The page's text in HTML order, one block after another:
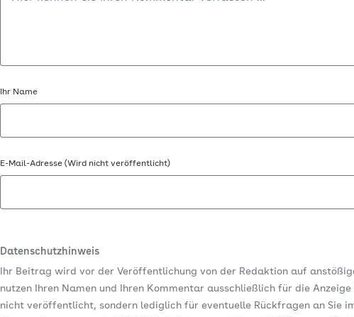
Ihr Name
E-Mail-Adresse (Wird nicht veröffentlicht)
Datenschutzhinweis
Ihr Beitrag wird vor der Veröffentlichung von der Redaktion auf
nutzen Ihren Namen und Ihren Kommentar ausschließlich für die
nicht veröffentlicht, sondern lediglich für eventuelle Rückfragen an Sie